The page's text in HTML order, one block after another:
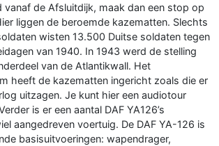
vanaf de Afsluitdijk, maak dan een stop op
liggen de beroemde kazematten. Slechts
wisten 13.500 Duitse soldaten tegen
van 1940. In 1943 werd de stelling
van de Atlantikwall. Het
heeft de kazematten ingericht zoals die er
uitzagen. Je kunt hier een audiotour
is er een aantal DAF YA126’s
aangedreven voertuig. De DAF YA-126 is
basisuitvoeringen: wapendrager,